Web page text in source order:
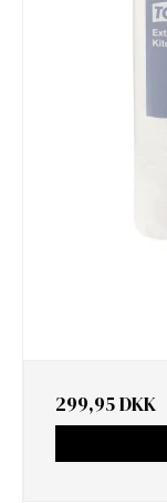
299,95 DKK